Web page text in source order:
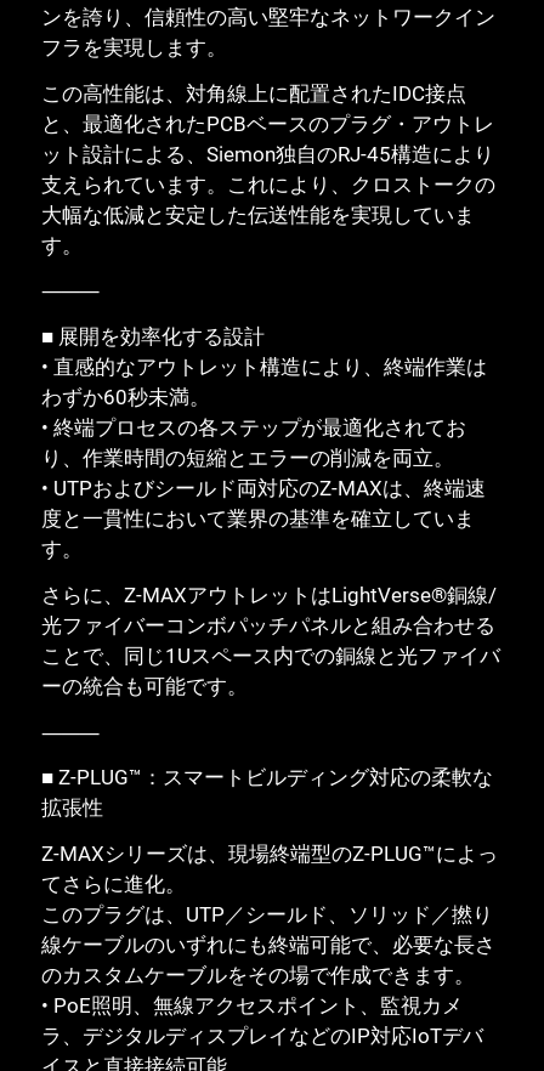
ンを誇り、信頼性の高い堅牢なネットワークイン
フラを実現します。
この高性能は、対角線上に配置されたIDC接点
と、最適化されたPCBベースのプラグ・アウトレ
ット設計による、Siemon独自のRJ-45構造により
支えられています。これにより、クロストークの
大幅な低減と安定した伝送性能を実現していま
す。
⸻
■ 展開を効率化する設計
• 直感的なアウトレット構造により、終端作業は
わずか60秒未満。
• 終端プロセスの各ステップが最適化されてお
り、作業時間の短縮とエラーの削減を両立。
• UTPおよびシールド両対応のZ-MAXは、終端速
度と一貫性において業界の基準を確立していま
す。
さらに、Z-MAXアウトレットはLightVerse®銅線/
光ファイバーコンボパッチパネルと組み合わせる
ことで、同じ1Uスペース内での銅線と光ファイバ
ーの統合も可能です。
⸻
■ Z-PLUG™：スマートビルディング対応の柔軟な
拡張性
Z-MAXシリーズは、現場終端型のZ-PLUG™によっ
てさらに進化。
このプラグは、UTP／シールド、ソリッド／撚り
線ケーブルのいずれにも終端可能で、必要な長さ
のカスタムケーブルをその場で作成できます。
• PoE照明、無線アクセスポイント、監視カメ
ラ、デジタルディスプレイなどのIP対応IoTデバ